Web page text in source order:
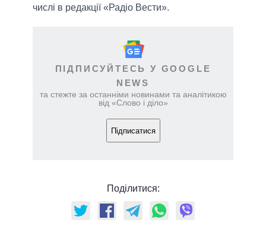
числі в редакції «Радіо Вести».
ПІДПИСУЙТЕСЬ У GOOGLE
NEWS
та стежте за останніми новинами та аналітикою
від «Слово і діло»
Підписатися
Поділитися: